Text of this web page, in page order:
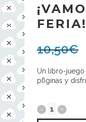
10,50€
Un libro-juego
pßginas y